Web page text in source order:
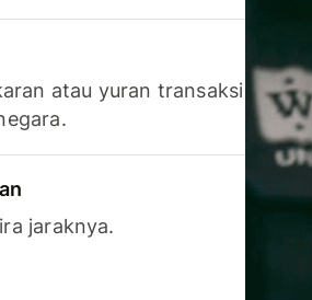
atau yuran transaksi
jaraknya.